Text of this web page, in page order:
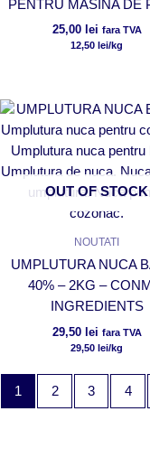
PENTRU MASINA DE
25,00 lei fara TVA
12,50 lei/kg
OUT OF STOCK
NOUTATI
UMPLUTURA NUCA
40% – 2KG –
INGREDIENTS
29,50 lei fara TVA
29,50 lei/kg
1 2 3 4